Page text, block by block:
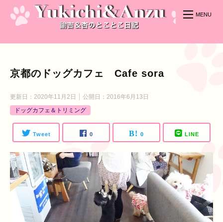
京都のドッグカフェ Cafe sora
更新日： 2020年11月2日 公開日： 2016年6月13日
ドッグカフェ＆トリミング
Tweet 0 0 LINE